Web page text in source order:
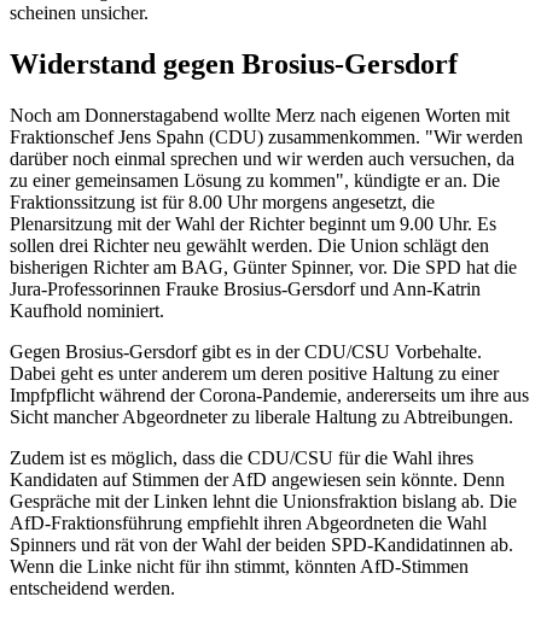
scheinen unsicher.
Widerstand gegen Brosius-Gersdorf
Noch am Donnerstagabend wollte Merz nach eigenen Worten mit
Fraktionschef Jens Spahn (CDU) zusammenkommen. "Wir werden
darüber noch einmal sprechen und wir werden auch versuchen, da
zu einer gemeinsamen Lösung zu kommen", kündigte er an. Die
Fraktionssitzung ist für 8.00 Uhr morgens angesetzt, die
Plenarsitzung mit der Wahl der Richter beginnt um 9.00 Uhr. Es
sollen drei Richter neu gewählt werden. Die Union schlägt den
bisherigen Richter am BAG, Günter Spinner, vor. Die SPD hat die
Jura-Professorinnen Frauke Brosius-Gersdorf und Ann-Katrin
Kaufhold nominiert.
Gegen Brosius-Gersdorf gibt es in der CDU/CSU Vorbehalte.
Dabei geht es unter anderem um deren positive Haltung zu einer
Impfpflicht während der Corona-Pandemie, andererseits um ihre aus
Sicht mancher Abgeordneter zu liberale Haltung zu Abtreibungen.
Zudem ist es möglich, dass die CDU/CSU für die Wahl ihres
Kandidaten auf Stimmen der AfD angewiesen sein könnte. Denn
Gespräche mit der Linken lehnt die Unionsfraktion bislang ab. Die
AfD-Fraktionsführung empfiehlt ihren Abgeordneten die Wahl
Spinners und rät von der Wahl der beiden SPD-Kandidatinnen ab.
Wenn die Linke nicht für ihn stimmt, könnten AfD-Stimmen
entscheidend werden.